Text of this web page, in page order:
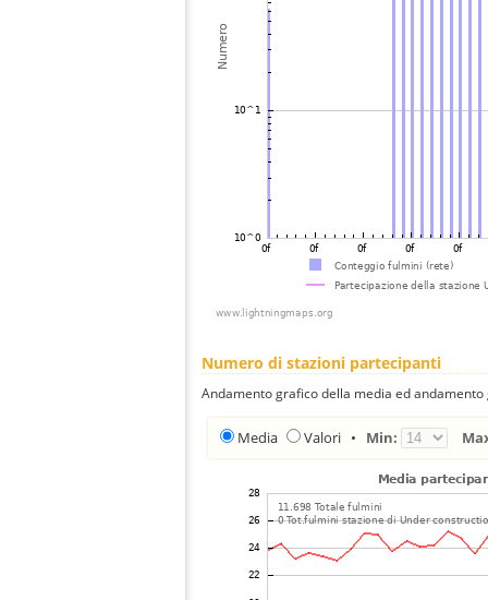
Numero di stazioni partecipanti
Andamento grafico della media ed
Media Valori • Min: